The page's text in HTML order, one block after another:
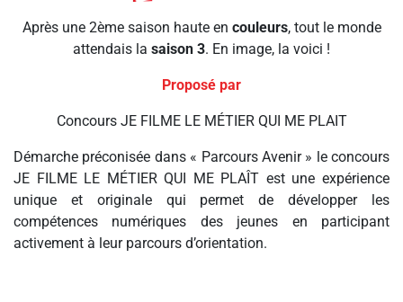
Après une 2ème saison haute en couleurs, tout le monde
attendais la saison 3. En image, la voici !
Proposé par
Concours JE FILME LE MÉTIER QUI ME PLAIT
Démarche préconisée dans « Parcours Avenir » le concours
JE FILME LE MÉTIER QUI ME PLAÎT est une expérience
unique et originale qui permet de développer les
compétences numériques des jeunes en participant
activement à leur parcours d’orientation.